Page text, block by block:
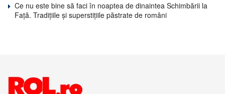
Ce nu este bine să faci în noaptea de dinaintea Schimbării la
Față. Tradițiile și superstițiile păstrate de români